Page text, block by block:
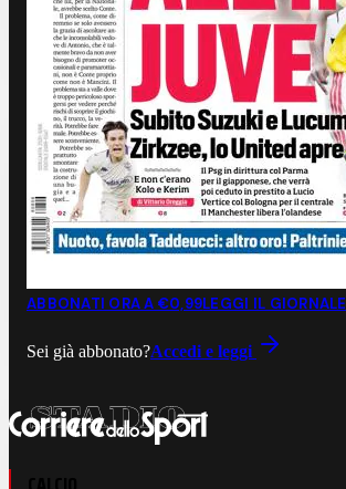
ABBONATI ORA A €0,99LEGGI IL GIORNALE
Sei già abbonato?Accedi e leggi